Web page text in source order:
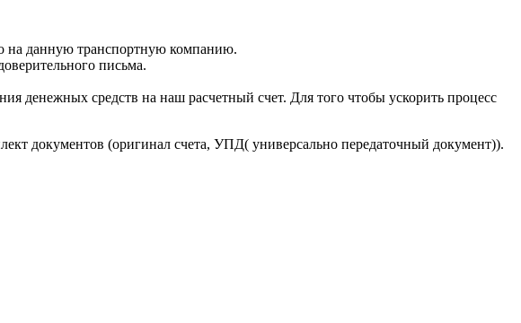
на данную транспортную компанию.
письма.
денежных средств на наш расчетный счет. Для того чтобы ускорить процесс
документов (оригинал счета, УПД( универсально передаточный документ)).